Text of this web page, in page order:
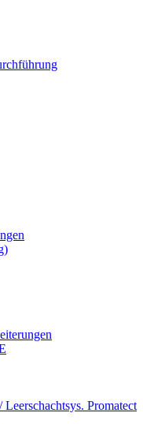
Promatect